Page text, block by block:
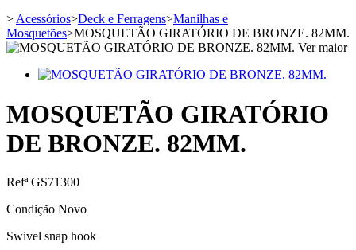
>Acessórios>Deck e Ferragens>Manilhas e
Mosquetões>MOSQUETÃO GIRATÓRIO DE BRONZE. 82MM.
Ver maior
MOSQUETÃO GIRATÓRIO
DE BRONZE. 82MM.
RefªGS71300
Condição Novo
Swivel snap hook